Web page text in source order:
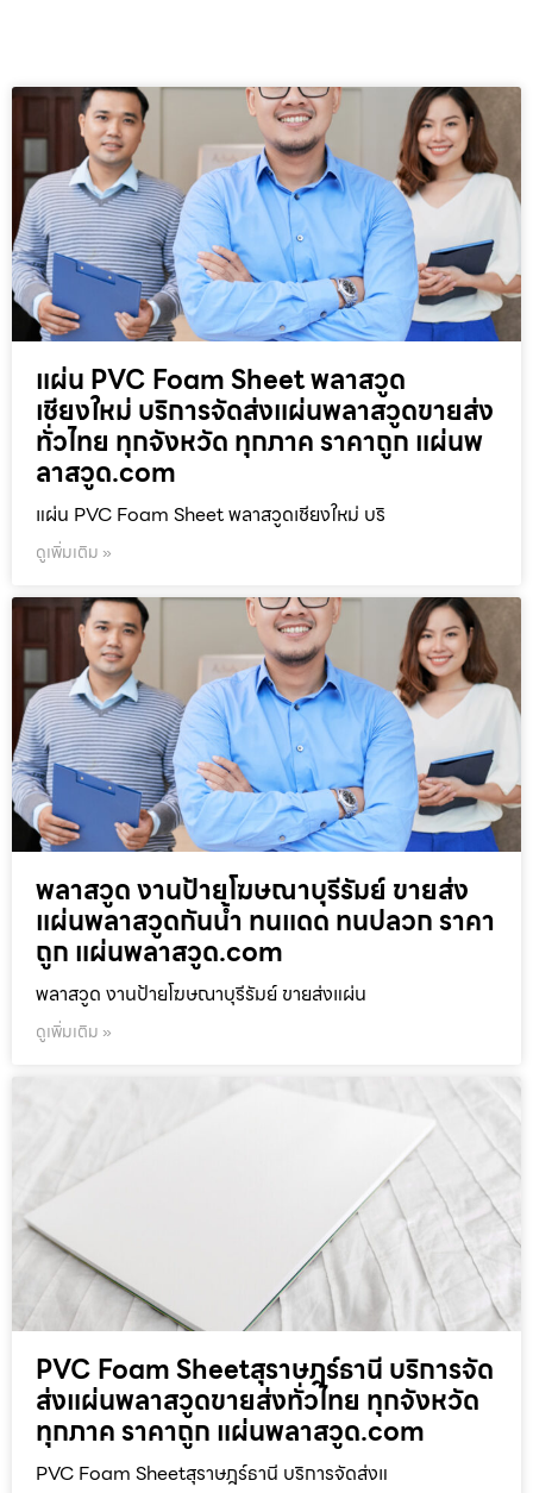
แผ่น PVC Foam Sheet พลาสวูด
เชียงใหม่ บริการจัดส่งแผ่นพลาสวูดขายส่ง
ทั่วไทย ทุกจังหวัด ทุกภาค ราคาถูก แผ่นพ
ลาสวูด.com
แผ่น PVC Foam Sheet พลาสวูดเชียงใหม่ บริ
ดูเพิ่มเติม »
พลาสวูด งานป้ายโฆษณาบุรีรัมย์ ขายส่ง
แผ่นพลาสวูดกันน้ำ ทนแดด ทนปลวก ราคา
ถูก แผ่นพลาสวูด.com
พลาสวูด งานป้ายโฆษณาบุรีรัมย์ ขายส่งแผ่น
ดูเพิ่มเติม »
PVC Foam Sheetสุราษฎร์ธานี บริการจัด
ส่งแผ่นพลาสวูดขายส่งทั่วไทย ทุกจังหวัด
ทุกภาค ราคาถูก แผ่นพลาสวูด.com
PVC Foam Sheetสุราษฎร์ธานี บริการจัดส่งแ